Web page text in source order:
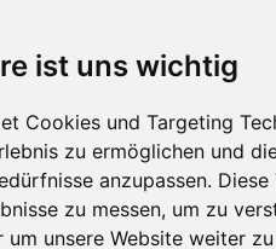
ist uns wichtig
Cookies und Targeting
zu ermöglichen und
anzupassen.
zu messen, um zu
um unsere Website weiter